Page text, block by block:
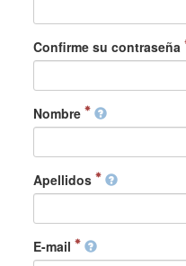
Confirme su contraseña
Nombre
Apellidos
E-mail